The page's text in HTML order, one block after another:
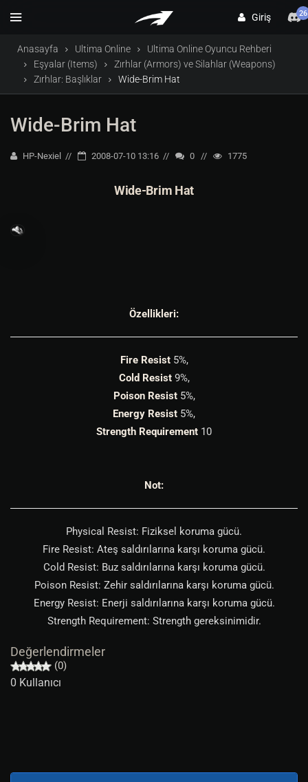
Giriş 26
Anasayfa Ultima Online
Ultima Online Oyuncu Rehberi
Eşyalar (Items)
Zırhlar (Armors) ve Silahlar (Weapons)
Zırhlar: Başlıklar
Wide-Brim Hat
Wide-Brim Hat
HP-Nexiel 2008-07-10 13:16 0 1775
Wide-Brim Hat
Özellikleri:
Fire Resist5%,
Cold Resist9%,
Poison Resist5%,
Energy Resist 5%,
Strength Requirement 10
Not:
Physical Resist: Fiziksel koruma gücü.
Fire Resist: Ateş saldırılarına karşı koruma gücü.
Cold Resist: Buz saldırılarına karşı koruma gücü.
Poison Resist: Zehir saldırılarına karşı koruma gücü.
Energy Resist: Enerji saldırılarına karşı koruma gücü.
Strength Requirement: Strength gereksinimidir.
Değerlendirmeler
(0)
0 Kullanıcı